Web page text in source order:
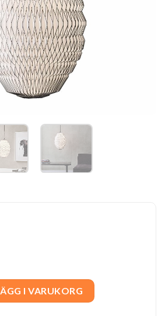
I VARUKORG